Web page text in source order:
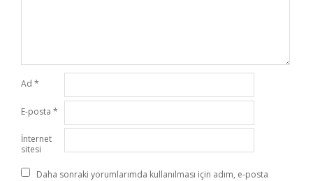
Ad *
E-posta *
İnternet
sitesi
Daha sonraki yorumlarımda kullanılması için adım, e-posta